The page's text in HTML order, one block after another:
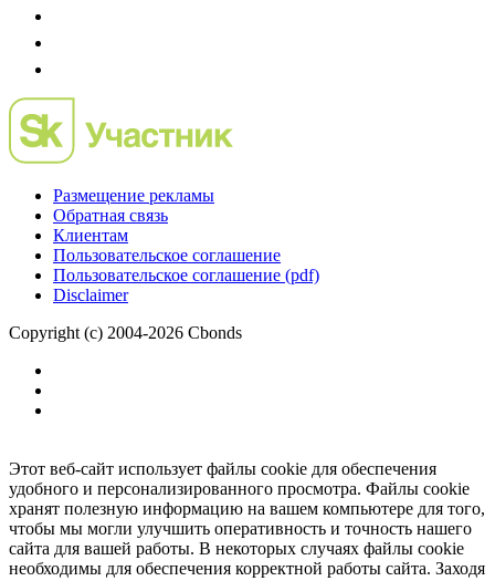
Размещение рекламы
Обратная связь
Клиентам
Пользовательское соглашение
Пользовательское соглашение (pdf)
Disclaimer
Copyright (c) 2004-2026 Cbonds
Этот веб-сайт использует файлы cookie для обеспечения
удобного и персонализированного просмотра. Файлы cookie
хранят полезную информацию на вашем компьютере для того,
чтобы мы могли улучшить оперативность и точность нашего
сайта для вашей работы. В некоторых случаях файлы cookie
необходимы для обеспечения корректной работы сайта. Заходя